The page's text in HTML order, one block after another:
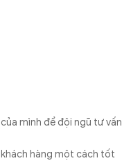
mình để đội ngũ tư vấn
hàng một cách tốt